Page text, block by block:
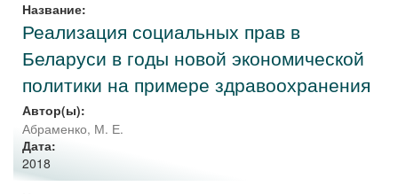
Название:
Реализация социальных прав в
Беларуси в годы новой экономической
политики на примере здравоохранения
Автор(ы):
Абраменко, М. Е.
Дата:
2018